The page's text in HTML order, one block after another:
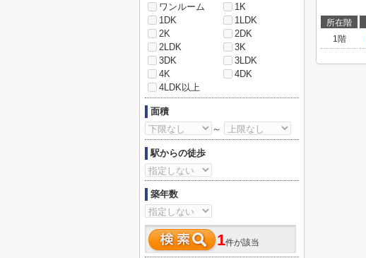
所在階
1階
ワンルーム
1K
1DK
1LDK
2K
2DK
2LDK
3K
3DK
3LDK
4K
4DK
4LDK以上
面積
～
駅からの徒歩
築年数
1件が該当